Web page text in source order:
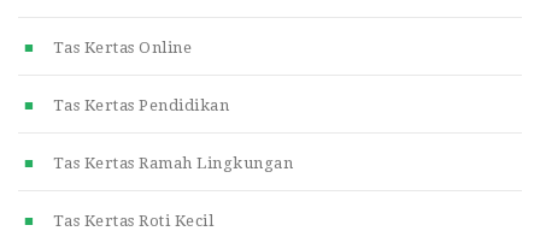
Tas Kertas Online
Tas Kertas Pendidikan
Tas Kertas Ramah Lingkungan
Tas Kertas Roti Kecil